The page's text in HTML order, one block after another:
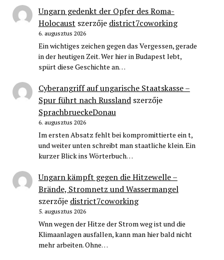
Ungarn gedenkt der Opfer des Roma-
Holocaust szerzője district7coworking
6. augusztus 2026
Ein wichtiges zeichen gegen das Vergessen, gerade
in der heutigen Zeit. Wer hier in Budapest lebt,
spürt diese Geschichte an…
Cyberangriff auf ungarische Staatskasse –
Spur führt nach Russlandszerzője
SprachbrueckeDonau
6. augusztus 2026
Im ersten Absatz fehlt bei kompromittierte ein t,
und weiter unten schreibt man staatliche klein. Ein
kurzer Blick ins Wörterbuch…
Ungarn kämpft gegen die Hitzewelle –
Brände, Stromnetz und Wassermangel
szerzője district7coworking
5. augusztus 2026
Wnn wegen der Hitze der Strom weg ist und die
Klimaanlagen ausfallen, kann man hier bald nicht
mehr arbeiten. Ohne…